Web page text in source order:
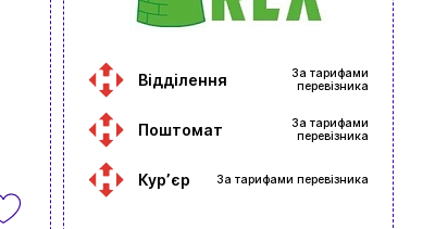
Відділення
За тарифами
перевізника
Поштомат
За тарифами
перевізника
Курʼєр За тарифами перевізника